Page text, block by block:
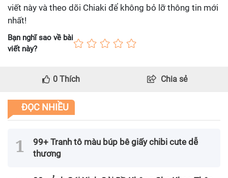
viết này và theo dõi Chiaki để không bỏ lỡ thông tin mới
nhất!
Bạn nghĩ sao về bài
viết này?
0 Thích Chia sẻ
ĐỌC NHIỀU
99+ Tranh tô màu búp bê giấy chibi cute dễ
thương